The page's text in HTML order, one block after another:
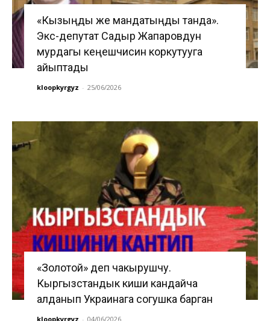
«Кызыңды же мандатыңды танда».
Экс-депутат Садыр Жапаровдун
мурдагы кеңешчисин коркутууга
айыптады
kloopkyrgyz - 25/06/2026
«Золотой» деп чакырушчу.
Кыргызстандык киши кандайча
алданып Украинага согушка барган
kloopkyrgyz - 04/06/2026